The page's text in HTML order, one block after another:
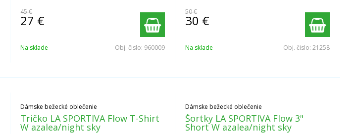
45 €
27 €
Na sklade Obj. čislo: 960009
50 €
30 €
Na sklade Obj. čislo: 21258
Dámske bežecké oblečenie
Tričko LA SPORTIVA Flow T-Shirt
W azalea/night sky
Dámske bežecké oblečenie
Šortky LA SPORTIVA Flow 3"
Short W azalea/night sky